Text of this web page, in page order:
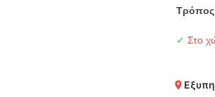
Τρόπος
✓ Στο